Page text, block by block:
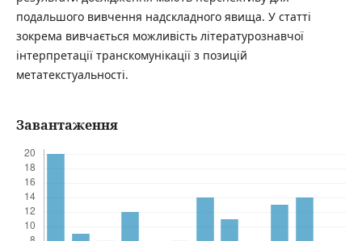
подальшого вивчення надскладного явища. У статті
зокрема вивчається можливість літературознавчої
інтерпретації транскомунікації з позицій
метатекстуальності.
Завантаження